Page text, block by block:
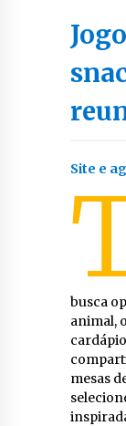
Site e
busca
animal,
mesas